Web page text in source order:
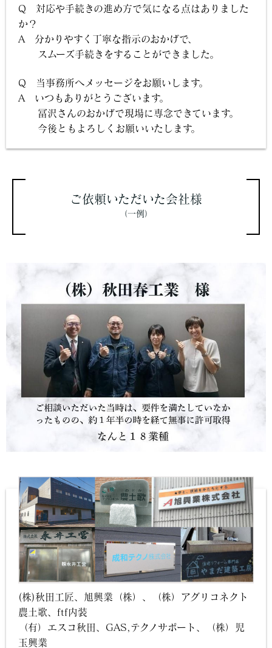
Q 対応や手続きの進め方で気になる点はありました
か？
A 分かりやすく丁寧な指示のおかげで、
スムーズ手続きをすることができました。
Q 当事務所へメッセージをお願いします。
A いつもありがとうございます。
冨沢さんのおかげで現場に専念できています。
今後ともよろしくお願いいたします。
ご依頼いただいた会社様
（一例）
(株)秋田工匠、旭興業（株）、（株）アグリコネクト
農土歌、ftf内装
（有）エスコ秋田、GAS,テクノサポート、（株）児
玉興業